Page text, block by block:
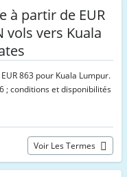
à partir de EUR
vols vers Kuala
863 pour Kuala Lumpur.
; conditions et disponibilités
Voir Les Termes